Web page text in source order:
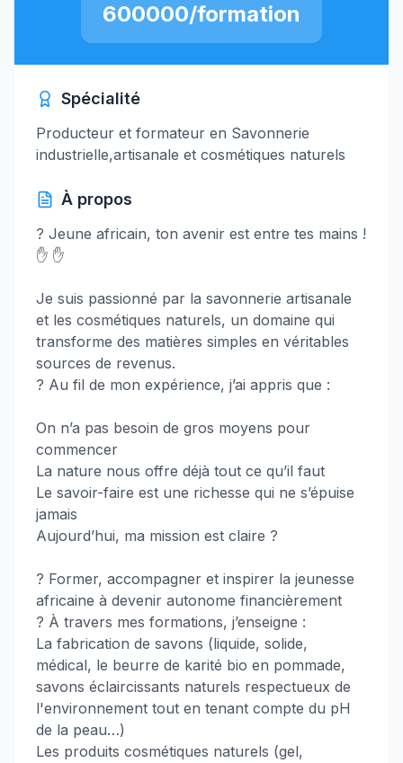
600000/formation
Spécialité
Producteur et formateur en Savonnerie
industrielle,artisanale et cosmétiques naturels
À propos
? Jeune africain, ton avenir est entre tes mains !
✋ ✋
Je suis passionné par la savonnerie artisanale
et les cosmétiques naturels, un domaine qui
transforme des matières simples en véritables
sources de revenus.
? Au fil de mon expérience, j’ai appris que :
On n’a pas besoin de gros moyens pour
commencer
La nature nous offre déjà tout ce qu’il faut
Le savoir-faire est une richesse qui ne s’épuise
jamais
Aujourd’hui, ma mission est claire ?
? Former, accompagner et inspirer la jeunesse
africaine à devenir autonome financièrement
? À travers mes formations, j’enseigne :
La fabrication de savons (liquide, solide,
médical, le beurre de karité bio en pommade,
savons éclaircissants naturels respectueux de
l'environnement tout en tenant compte du pH
de la peau…)
Les produits cosmétiques naturels (gel,